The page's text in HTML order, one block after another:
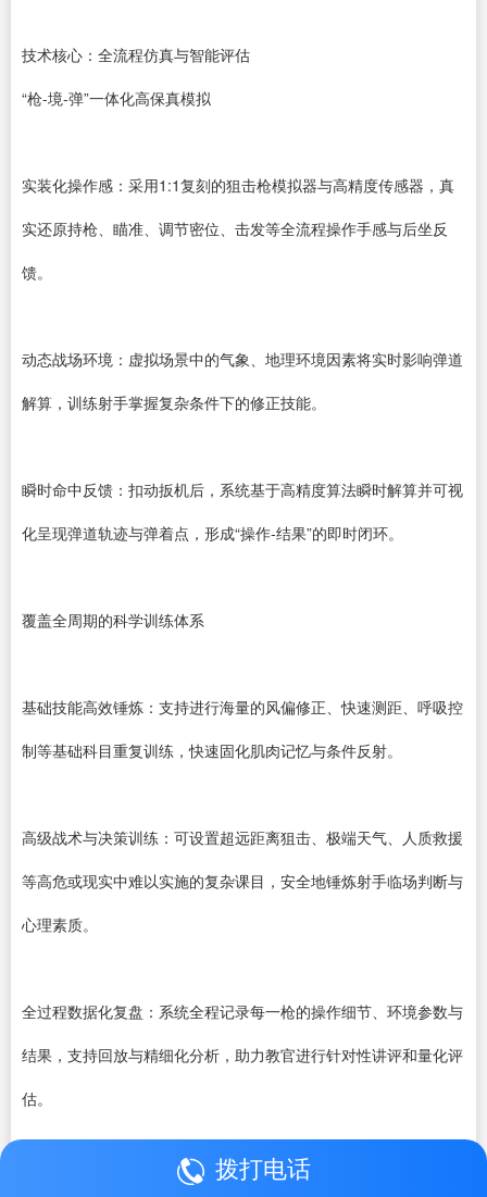
技术核心：全流程仿真与智能评估
“枪-境-弹”一体化高保真模拟
实装化操作感：采用1:1复刻的狙击枪模拟器与高精度传感器，真
实还原持枪、瞄准、调节密位、击发等全流程操作手感与后坐反
馈。
动态战场环境：虚拟场景中的气象、地理环境因素将实时影响弹道
解算，训练射手掌握复杂条件下的修正技能。
瞬时命中反馈：扣动扳机后，系统基于高精度算法瞬时解算并可视
化呈现弹道轨迹与弹着点，形成“操作-结果”的即时闭环。
覆盖全周期的科学训练体系
基础技能高效锤炼：支持进行海量的风偏修正、快速测距、呼吸控
制等基础科目重复训练，快速固化肌肉记忆与条件反射。
高级战术与决策训练：可设置超远距离狙击、极端天气、人质救援
等高危或现实中难以实施的复杂课目，安全地锤炼射手临场判断与
心理素质。
全过程数据化复盘：系统全程记录每一枪的操作细节、环境参数与
结果，支持回放与精细化分析，助力教官进行针对性讲评和量化评
估。
拨打电话